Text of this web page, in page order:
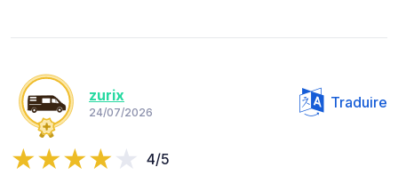
zurix
24/07/2026
Traduire
4/5